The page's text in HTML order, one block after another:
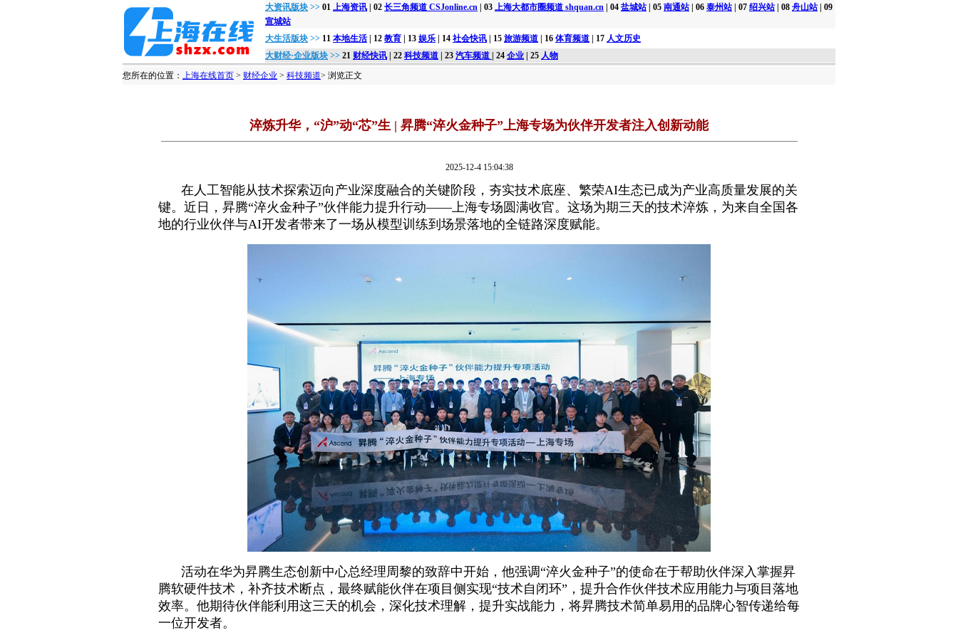
大资讯版块 >> 01 上海资讯 | 02 长三角频道 CSJonline.cn | 03 上海大都市圈频道 shquan.cn | 04 盐城站| 05 南通站| 06 泰州站| 07 绍兴站| 08 舟山站| 09
宣城站
大生活版块 >> 11 本地生活 | 12 教育 | 13 娱乐 | 14 社会快讯 | 15 旅游频道 | 16 体育频道 | 17 人文历史
大财经·企业版块 >> 21 财经快讯 | 22 科技频道 | 23 汽车频道 | 24 企业 | 25 人物
您所在的位置： 上海在线首页 > 财经企业 > 科技频道> 浏览正文
淬炼升华，“沪”动“芯”生 | 昇腾“淬火金种子”上海专场为伙伴开发者注入创新动能
2025-12-4 15:04:38
在人工智能从技术探索迈向产业深度融合的关键阶段，夯实技术底座、繁荣AI生态已成为产业高质量发展的关
键。近日，昇腾“淬火金种子”伙伴能力提升行动——上海专场圆满收官。这场为期三天的技术淬炼，为来自全国各
地的行业伙伴与AI开发者带来了一场从模型训练到场景落地的全链路深度赋能。
活动在华为昇腾生态创新中心总经理周黎的致辞中开始，他强调“淬火金种子”的使命在于帮助伙伴深入掌握昇
腾软硬件技术，补齐技术断点，最终赋能伙伴在项目侧实现“技术自闭环”，提升合作伙伴技术应用能力与项目落地
效率。他期待伙伴能利用这三天的机会，深化技术理解，提升实战能力，将昇腾技术简单易用的品牌心智传递给每
一位开发者。